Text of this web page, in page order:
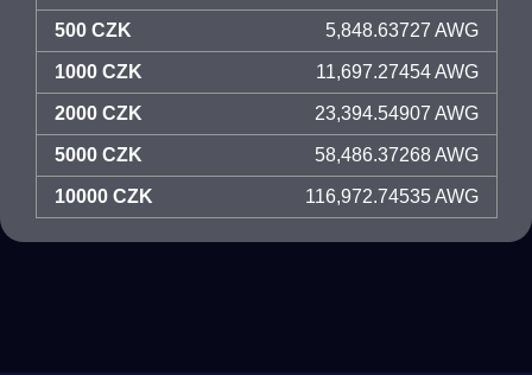
500 CZK 5,848.63727 AWG
1000 CZK 11,697.27454 AWG
2000 CZK 23,394.54907 AWG
5000 CZK 58,486.37268 AWG
10000 CZK 116,972.74535 AWG